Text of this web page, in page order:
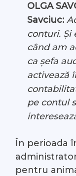
OLGA
Savciuc:
conturi. Și
când am
ca șefa
activează
pe contul
În perioada
pentru